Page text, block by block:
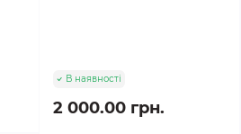
В наявності
2 000.00 грн.